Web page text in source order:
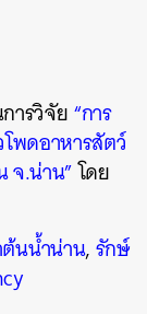
ารวิจัย“การ
พดอาหารสัตว์
จ.น่าน”โดย
นน้ำน่าน,รักษ์